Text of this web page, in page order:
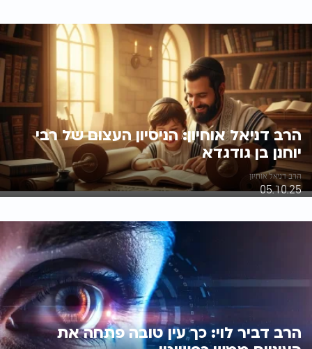
הרב דניאל אוחיון: הניסיון העצום של רבי
יוחנן בן גודגדא
הרב דניאל אוחיון
05.10.25
הרב דביר לוי: כך עין טובה פתחה את